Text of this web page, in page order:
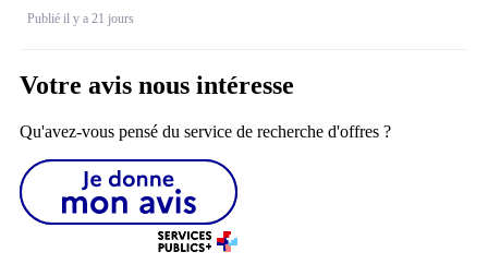
Publié il y a 21 jours
Votre avis nous intéresse
Qu'avez-vous pensé du service de recherche d'offres ?